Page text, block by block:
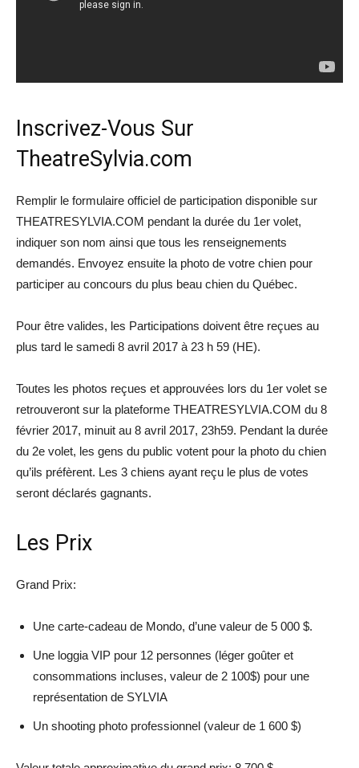
Inscrivez-Vous Sur
TheatreSylvia.com
Remplir le formulaire officiel de participation disponible sur
THEATRESYLVIA.COM pendant la durée du 1er volet,
indiquer son nom ainsi que tous les renseignements
demandés. Envoyez ensuite la photo de votre chien pour
participer au concours du plus beau chien du Québec.
Pour être valides, les Participations doivent être reçues au
plus tard le samedi 8 avril 2017 à 23 h 59 (HE).
Toutes les photos reçues et approuvées lors du 1er volet se
retrouveront sur la plateforme THEATRESYLVIA.COM du 8
février 2017, minuit au 8 avril 2017, 23h59. Pendant la durée
du 2e volet, les gens du public votent pour la photo du chien
qu’ils préfèrent. Les 3 chiens ayant reçu le plus de votes
seront déclarés gagnants.
Les Prix
Grand Prix:
Une carte-cadeau de Mondo, d’une valeur de 5 000 $.
Une loggia VIP pour 12 personnes (léger goûter et
consommations incluses, valeur de 2 100$) pour une
représentation de SYLVIA
Un shooting photo professionnel (valeur de 1 600 $)